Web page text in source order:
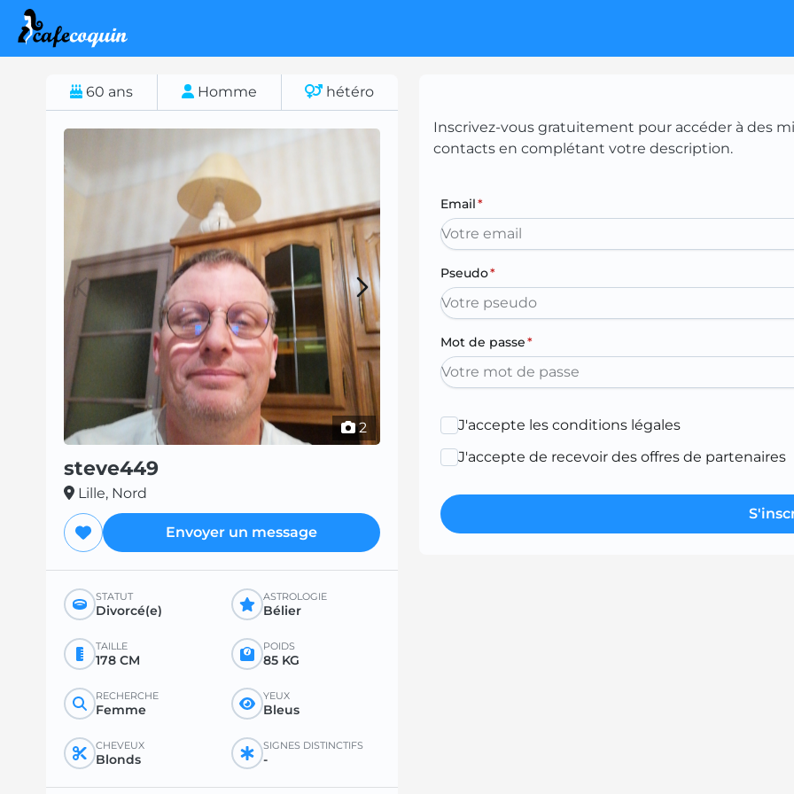
60 ans Homme hétéro
2
steve449
Lille, Nord
Envoyer un message
STATUT
Divorcé(e)
ASTROLOGIE
Bélier
TAILLE
178 CM
POIDS
85 KG
RECHERCHE
Femme
YEUX
Bleus
CHEVEUX
Blonds
SIGNES DISTINCTIFS
-
Inscrivez-vous gratuitement pour accéder à des
contacts en complétant votre description.
Email*
Pseudo*
Mot de passe*
J'accepte les conditions légales
J'accepte de recevoir des offres de partenaires